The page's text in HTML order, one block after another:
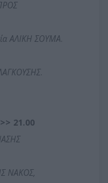
ΑΛΙΚΗ ΣΟΥΜΑ.
.
21.00
ΝΑΚΟΣ,